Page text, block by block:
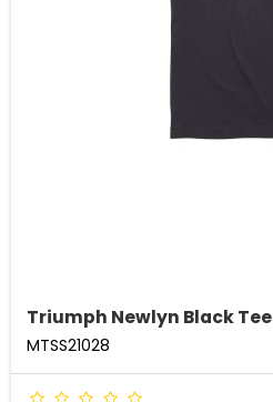
Triumph Newlyn Black Tee
MTSS21028